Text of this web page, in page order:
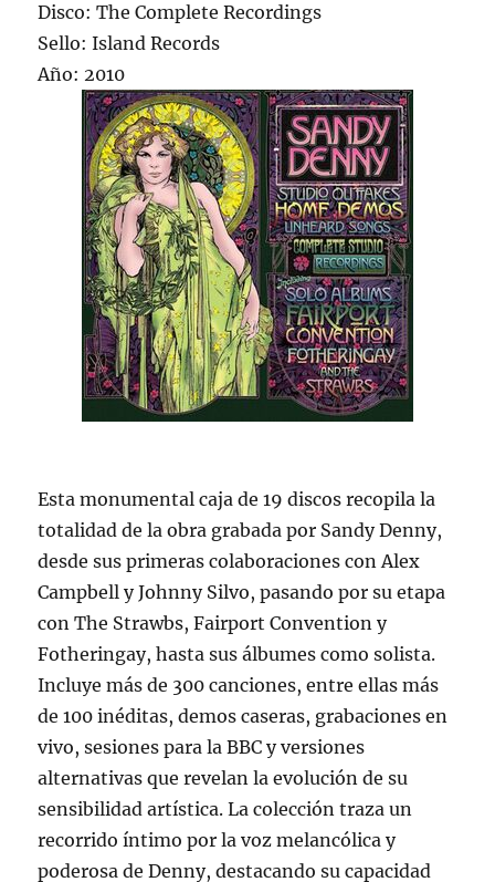
Disco: The Complete Recordings
Sello: Island Records
Año: 2010
Esta monumental caja de 19 discos recopila la
totalidad de la obra grabada por Sandy Denny,
desde sus primeras colaboraciones con Alex
Campbell y Johnny Silvo, pasando por su etapa
con The Strawbs, Fairport Convention y
Fotheringay, hasta sus álbumes como solista.
Incluye más de 300 canciones, entre ellas más
de 100 inéditas, demos caseras, grabaciones en
vivo, sesiones para la BBC y versiones
alternativas que revelan la evolución de su
sensibilidad artística. La colección traza un
recorrido íntimo por la voz melancólica y
poderosa de Denny, destacando su capacidad